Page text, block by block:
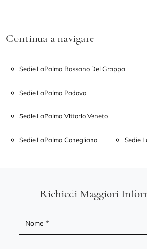
Continua a navigare
Sedie LaPalma Bassano Del Grappa
Sedie LaPalma Padova
Sedie LaPalma Vittorio Veneto
Sedie LaPalma Conegliano Sedie
Richiedi Maggiori